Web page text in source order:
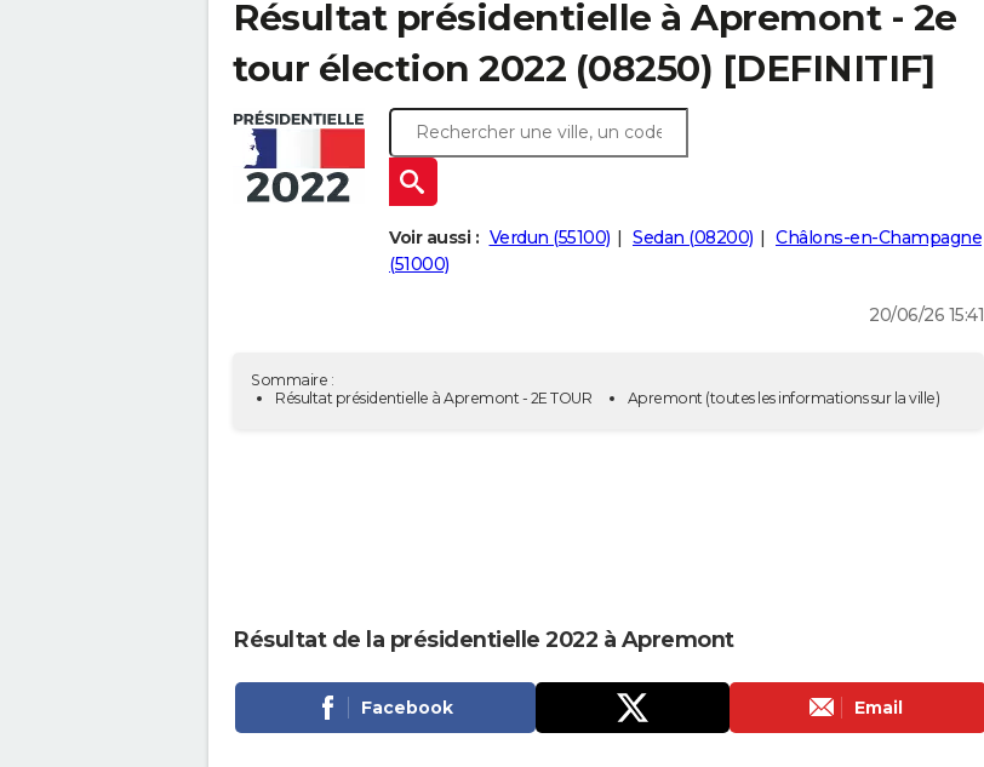
Résultat présidentielle à Apremont - 2e
tour élection 2022 (08250) [DEFINITIF]
Voir aussi : Verdun (55100) Sedan (08200)
Châlons-en-Champagne
(51000)
20/06/26 15:41
Sommaire :
Résultat présidentielle à Apremont - 2E TOUR
Apremont(toutes les informations sur la ville)
Résultat de la présidentielle 2022 à Apremont
Facebook Email